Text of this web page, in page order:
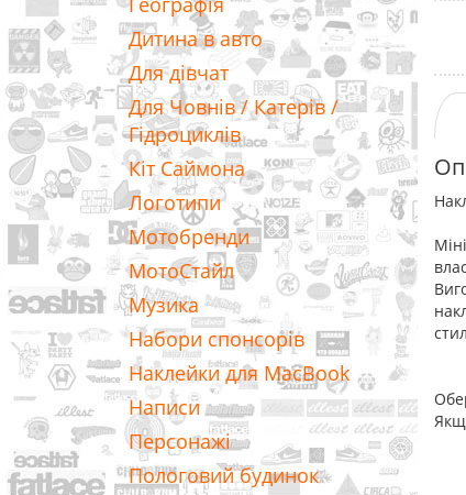
Дитина в авто
Для дівчат
Для Човнів / Катерів /
Гідроциклів
Кіт Саймона
Логотипи
Мотобренди
МотоСтайл
Музика
Набори спонсорів
Наклейки для MacBook
Написи
Персонажі
Пологовий будинок